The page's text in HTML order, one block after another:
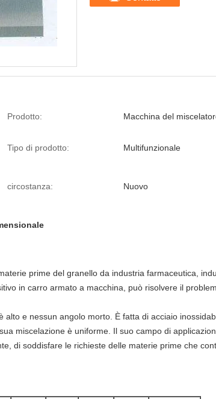
Prodotto: Macchina del
Tipo di prodotto: Multifunzionale
circostanza: Nuovo
prime del granello da industria farmaceutica,
in carro armato a macchina, può risolvere il
e nessun angolo morto. È fatta di acciaio
miscelazione è uniforme. Il suo campo di
di soddisfare le richieste delle materie prime che